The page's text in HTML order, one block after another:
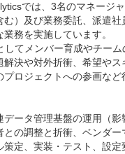
では、3名のマネージ
む）及び業務委託、派遣社
業務を実施しています。
してメンバー育成やチー
解決や対外折衝、希望やス
プロジェクトへの参画など
データ管理基盤の運用（
との調整と折衝、ベンダー
策定、実装・テスト、設定